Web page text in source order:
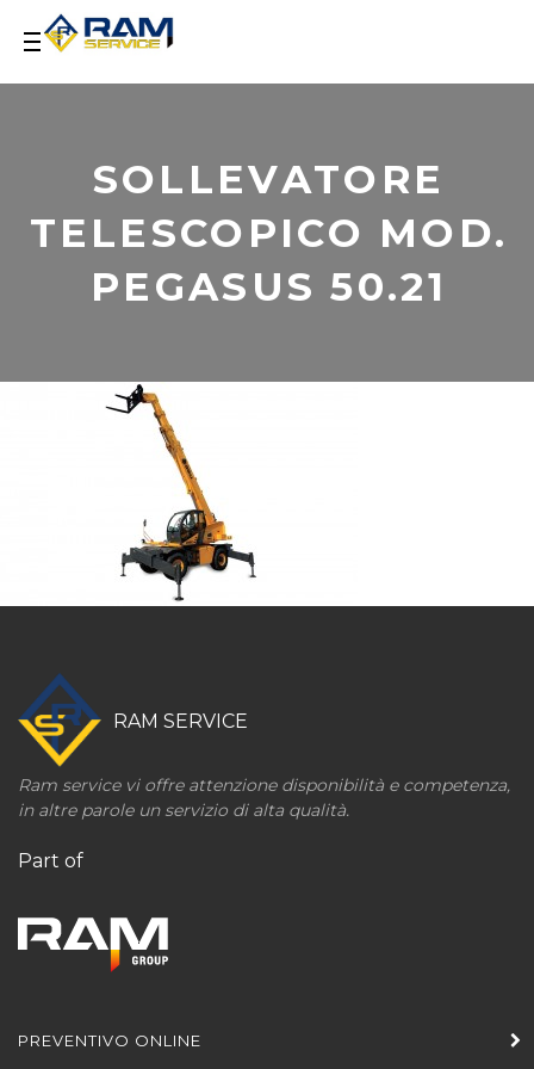
SOLLEVATORE
TELESCOPICO MOD.
PEGASUS 50.21
RAM SERVICE
Ram service vi offre attenzione disponibilità e competenza,
in altre parole un servizio di alta qualità.
Part of
PREVENTIVO ONLINE